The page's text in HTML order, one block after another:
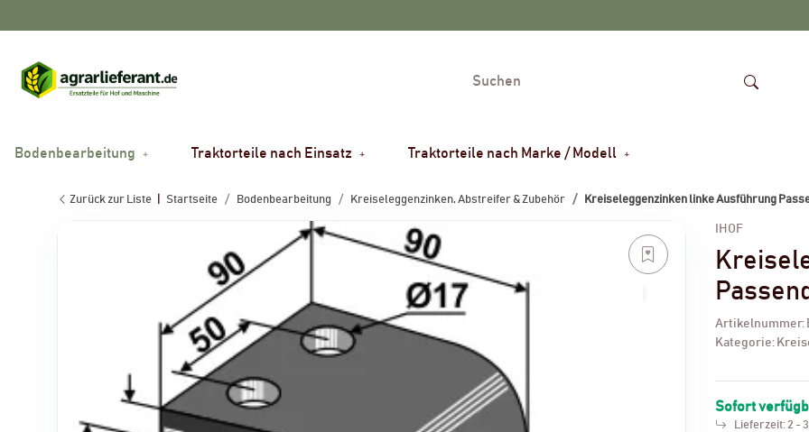
Bodenbearbeitung Traktorteile nach Einsatz Traktorteile nach Marke / Modell
Zurück zur Liste Startseite Bodenbearbeitung Kreiseleggenzinken, Abstreifer & Zubehör Kreiseleggenzinken linke Ausführung
IHOF
Artikelnummer:
Kategorie:
Sofort
Lieferzeit:2 -